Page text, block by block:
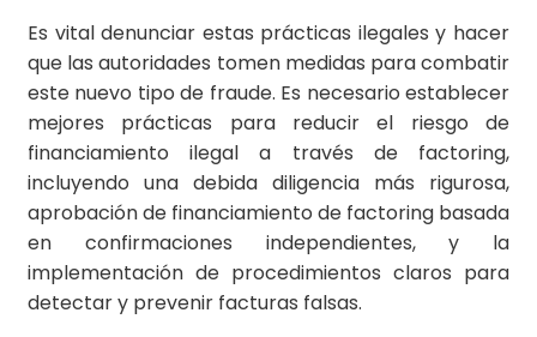
Es vital denunciar estas prácticas ilegales y hacer
que las autoridades tomen medidas para combatir
este nuevo tipo de fraude. Es necesario establecer
mejores prácticas para reducir el riesgo de
financiamiento ilegal a través de factoring,
incluyendo una debida diligencia más rigurosa,
aprobación de financiamiento de factoring basada
en confirmaciones independientes, y la
implementación de procedimientos claros para
detectar y prevenir facturas falsas.